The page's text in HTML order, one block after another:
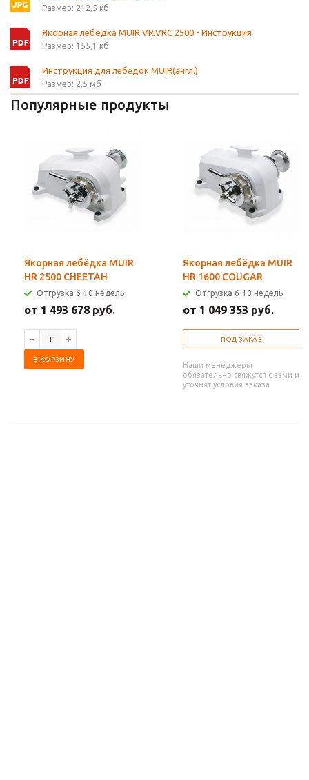
Размер: 212,5 кб
Якорная лебёдка MUIR VR.VRC 2500 - Инструкция
Размер: 155,1 кб
Инструкция для лебедок MUIR(англ.)
Размер: 2,5 мб
Популярные продукты
Якорная лебёдка MUIR
HR 2500 CHEETAH
Отгрузка 6-10 недель
от 1 493 678 руб.
В КОРЗИНУ
Якорная лебёдка MUIR
HR 1600 COUGAR
Отгрузка 6-10 недель
от 1 049 353 руб.
ПОД ЗАКАЗ
Наши менеджеры
обязательно свяжутся с вами и
уточнят условия заказа